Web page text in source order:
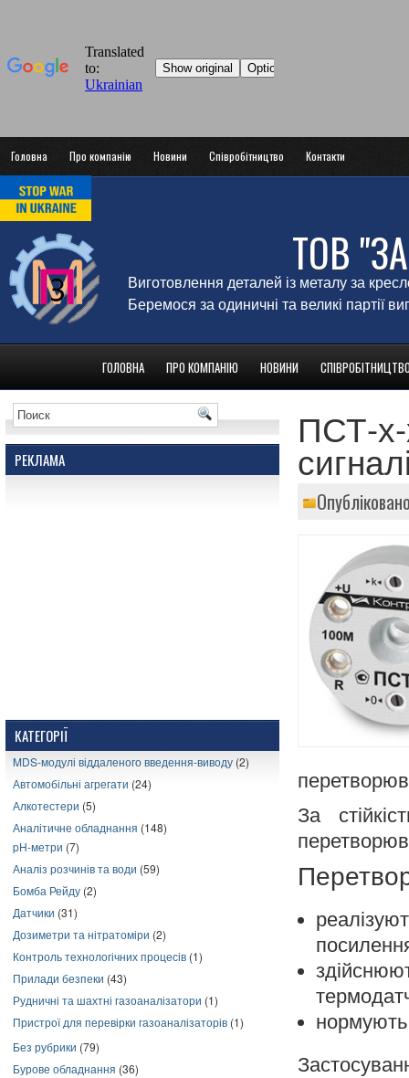
Головна Про компанію Новини Співробітництво Контакти
ТОВ
Виготовлення деталей із металу за
Беремося за одиничні та великі партії
ГОЛОВНА ПРО КОМПАНІЮ НОВИНИ
РЕКЛАМА
КАТЕГОРІЇ
MDS-модулі віддаленого введення-виводу (2)
Автомобільні агрегати (24)
Алкотестери (5)
Аналітичне обладнання (148)
pH-метри (7)
Аналіз розчинів та води (59)
Бомба Рейду (2)
Датчики (31)
Дозиметри та нітратоміри (2)
Контроль технологічних процесів (1)
Прилади безпеки (43)
Рудничні та шахтні газоаналізатори (1)
Пристрої для перевірки газоаналізаторів (1)
Без рубрики (79)
Бурове обладнання (36)
ПСТ-
За
нормують